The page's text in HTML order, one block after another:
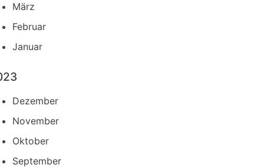
März
Februar
Januar
Dezember
November
Oktober
September